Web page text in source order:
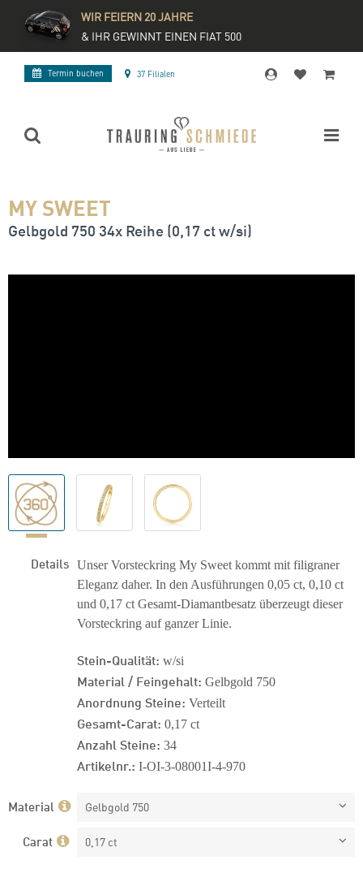
WIR FEIERN 20 JAHRE
& IHR GEWINNT EINEN FIAT 500
Termin buchen 37 Filialen
MY SWEET
Gelbgold 750 34x Reihe (0,17 ct w/si)
Details Unser Vorsteckring My Sweet kommt mit filigraner
Eleganz daher. In den Ausführungen 0,05 ct, 0,10 ct
und 0,17 ct Gesamt-Diamantbesatz überzeugt dieser
Vorsteckring auf ganzer Linie.
Stein-Qualität: w/si
Material / Feingehalt: Gelbgold 750
Anordnung Steine: Verteilt
Gesamt-Carat: 0,17 ct
Anzahl Steine: 34
Artikelnr.: I-OI-3-08001I-4-970
Material Gelbgold 750
Carat 0,17 ct